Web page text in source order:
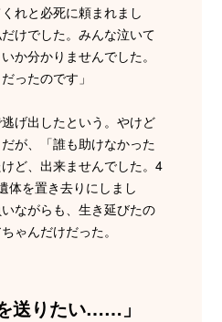
れと必死に頼まれまし
けでした。みんな泣いて
か分かりませんでした。
ったのです」
げ出したという。やけど
が、「誰も助けなかった
ど、出来ませんでした。4
体を置き去りにしまし
ながらも、生き延びたの
ゃんだけだった。
送りたい……」